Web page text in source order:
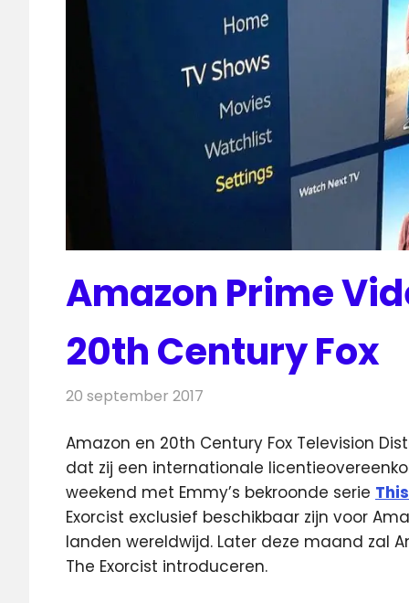
Amazon Prime
20th Century Fox
20 september 2017
Amazon en 20th Century Fox Television
dat zij een internationale
weekend met Emmy’s bekroonde serie
Exorcist exclusief beschikbaar zijn voor
landen wereldwijd. Later deze maand zal
The Exorcist introduceren.